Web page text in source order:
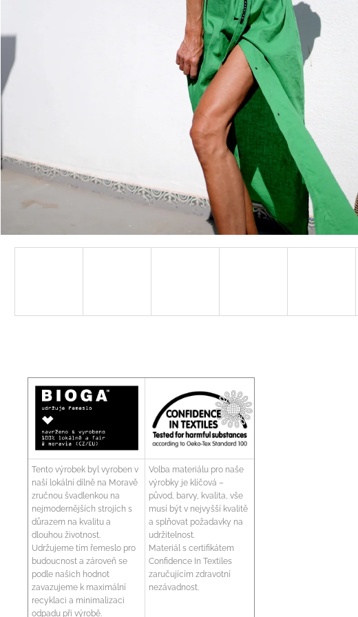
Tento výrobek byl vyroben v
naší lokální dílně na Moravě
zručnou švadlenkou na
nejmodernějších strojích s
důrazem na kvalitu a
dlouhou životnost.
Udržujeme tím řemeslo pro
budoucnost a zároveň se
podle našich hodnot
zavazujeme k maximální
recyklaci a minimalizaci
odpadu při výrobě.
Volba materiálu pro naše
výrobky je klíčová –
původ, barvy, kvalita, vše
musí být v nejvyšší kvalitě
a splňovat požadavky na
udržitelnost.
Materiál s certifikátem
Confidence In Textiles
zaručujícím zdravotní
nezávadnost.